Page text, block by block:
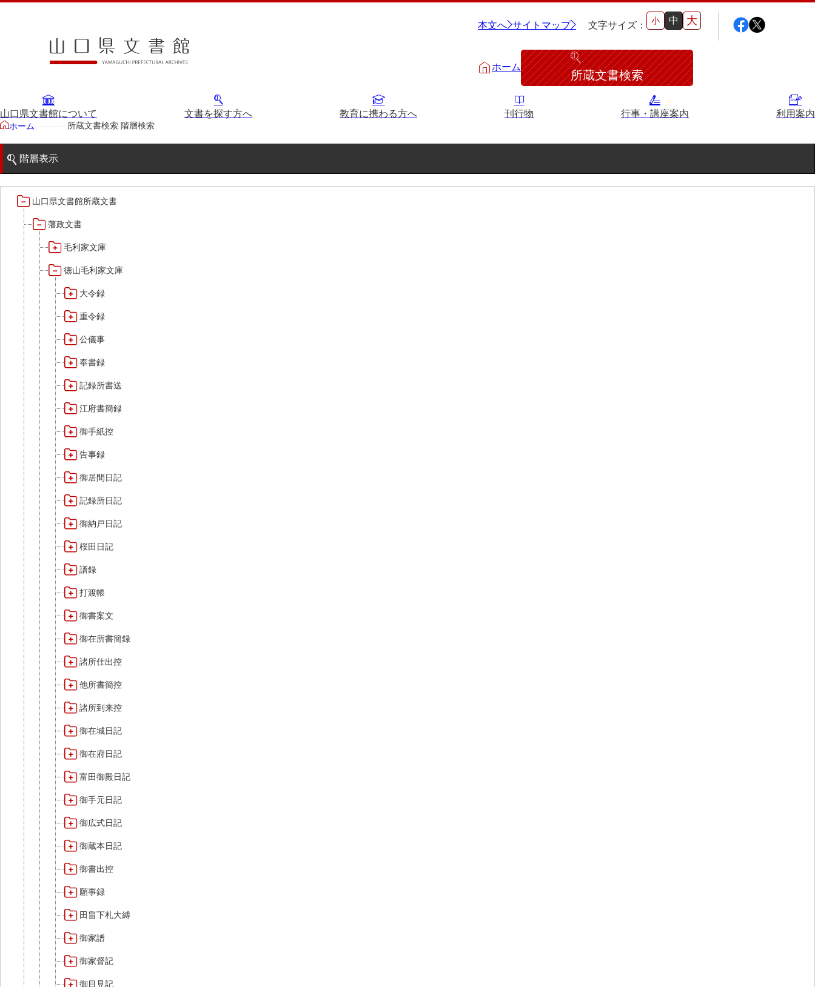
本文へ サイトマップ 文字サイズ： 小 中 大
ホーム
所蔵文書検索
山口県文書館について 文書を探す方へ 教育に携わる方へ 刊行物 行事・講座案内 利用案内
ホーム 所蔵文書検索 階層検索
階層表示
山口県文書館所蔵文書
藩政文書
毛利家文庫
徳山毛利家文庫
大令録
重令録
公儀事
奉書録
記録所書送
江府書簡録
御手紙控
告事録
御居間日記
記録所日記
御納戸日記
桜田日記
譜録
打渡帳
御書案文
御在所書簡録
諸所仕出控
他所書簡控
諸所到来控
御在城日記
御在府日記
富田御殿日記
御手元日記
御広式日記
御蔵本日記
御書出控
願事録
田畠下札大縛
御家譜
御家督記
御目見記